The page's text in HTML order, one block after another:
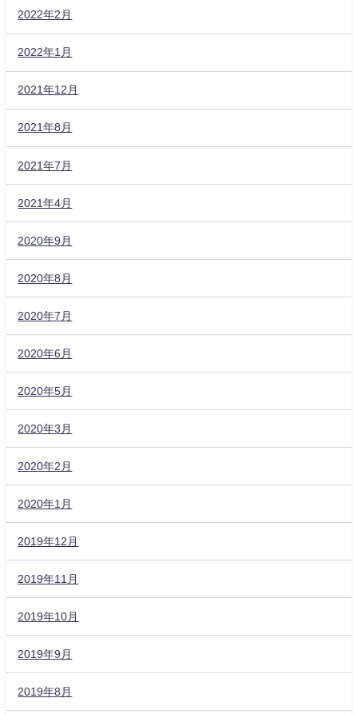
2022年2月
2022年1月
2021年12月
2021年8月
2021年7月
2021年4月
2020年9月
2020年8月
2020年7月
2020年6月
2020年5月
2020年3月
2020年2月
2020年1月
2019年12月
2019年11月
2019年10月
2019年9月
2019年8月